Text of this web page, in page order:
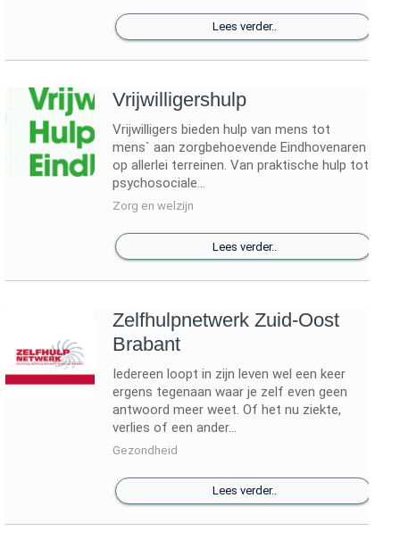
Lees verder..
Vrijwilligershulp
Vrijwilligers bieden hulp van mens tot
mens` aan zorgbehoevende Eindhovenaren
op allerlei terreinen. Van praktische hulp tot
psychosociale...
Zorg en welzijn
Lees verder..
Zelfhulpnetwerk Zuid-Oost
Brabant
Iedereen loopt in zijn leven wel een keer
ergens tegenaan waar je zelf even geen
antwoord meer weet. Of het nu ziekte,
verlies of een ander...
Gezondheid
Lees verder..